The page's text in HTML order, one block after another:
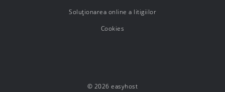
Soluționarea online a litigiilor
Cookies
© 2026 easyhost